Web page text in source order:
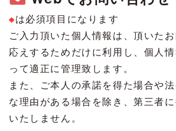
※は必須項目になります
ご入力頂いた個人情報は、頂いた
応えするためだけに利用し、個人
って適正に管理致します。
また、ご本人の承諾を得た場合や
な理由がある場合を除き、第三者
いたしません。